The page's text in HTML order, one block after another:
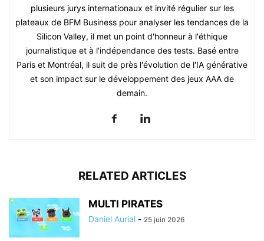
plusieurs jurys internationaux et invité régulier sur les
plateaux de BFM Business pour analyser les tendances de la
Silicon Valley, il met un point d'honneur à l'éthique
journalistique et à l'indépendance des tests. Basé entre
Paris et Montréal, il suit de près l'évolution de l'IA générative
et son impact sur le développement des jeux AAA de
demain.
RELATED ARTICLES
MULTI PIRATES
Daniel Aurial - 25 juin 2026